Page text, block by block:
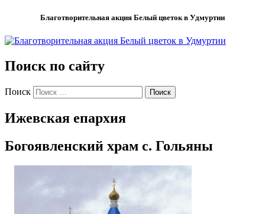
Благотворительная акция Белый цветок в Удмуртии
Поиск по сайту
Поиск
Ижевская епархия
Богоявленский храм с. Гольяны